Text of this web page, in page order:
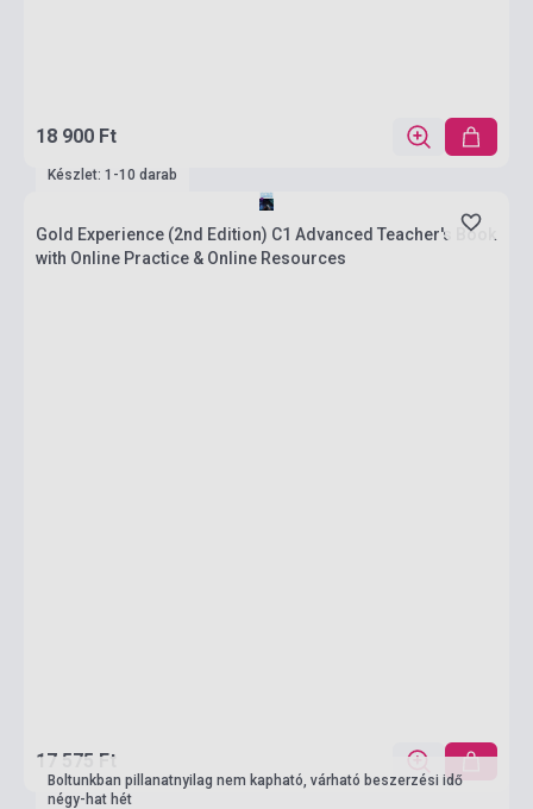
18 900 Ft
Készlet: 1-10 darab
Gold Experience (2nd Edition) C1 Advanced Teacher's Book
with Online Practice & Online Resources
17 575 Ft
Boltunkban pillanatnyilag nem kapható, várható beszerzési idő
négy-hat hét